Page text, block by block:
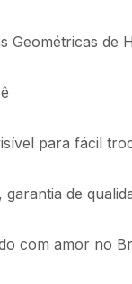
Geométricas de
para fácil
de
com amor no